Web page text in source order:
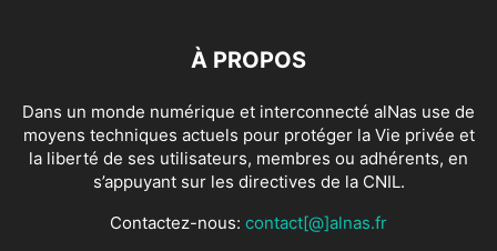
À PROPOS
Dans un monde numérique et interconnecté alNas use de
moyens techniques actuels pour protéger la Vie privée et
la liberté de ses utilisateurs, membres ou adhérents, en
s’appuyant sur les directives de la CNIL.
Contactez-nous: contact[@]alnas.fr